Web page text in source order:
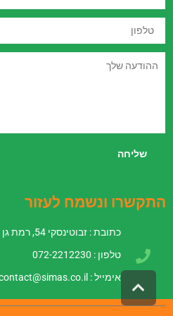
גלילה
לראש
טלפון
ההודעה
שלך
שליחה
התקשרו ונשמח לעזור
כתובת : זבוטינסקי 54, רמת גן
טלפון : 072-2212230
אימייל : contact@simas.co.il